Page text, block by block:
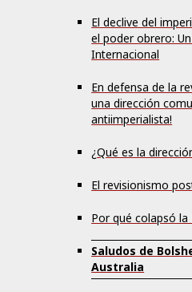
El declive del
el poder obrero:
Internacional
En defensa de la
una dirección
antiimperialista!
¿Qué es la
El revisionismo
Por qué colapsó
Saludos de
Australia